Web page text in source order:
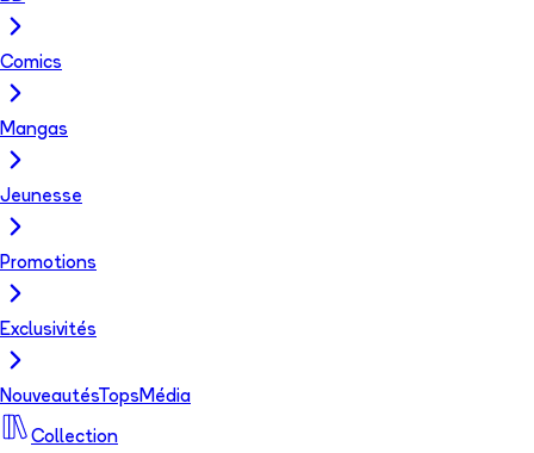
Comics
Mangas
Jeunesse
Promotions
Exclusivités
NouveautésTops Média
Collection